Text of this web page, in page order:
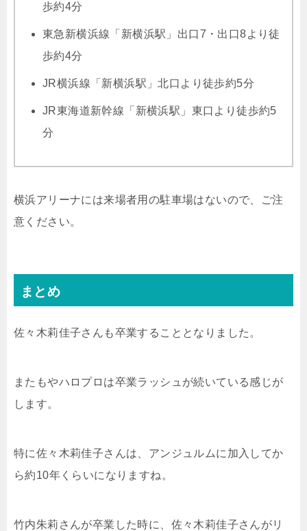
歩約4分
東急新横浜線「新横浜駅」出口7・出口8より徒
歩約4分
JR横浜線「新横浜駅」北口より徒歩約5分
JR東海道新幹線「新横浜駅」東口より徒歩約5
分
横浜アリーナには来場者用の駐車場はないので、ご注
意ください。
まとめ
佐々木莉佳子さんも卒業することとなりました。
またもやハロプロは卒業ラッシュが続いている感じが
します。
特に佐々木莉佳子さんは、アンジュルムに加入してか
ら約10年くらいになりますね。
竹内朱莉さんが卒業した時に、佐々木莉佳子さんがリ